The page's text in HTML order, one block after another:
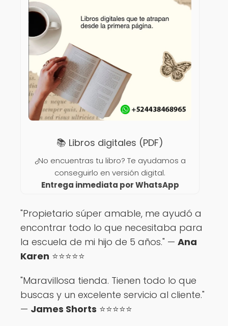
📚 Libros digitales (PDF)
¿No encuentras tu libro? Te ayudamos a
conseguirlo en versión digital.
Entrega inmediata por WhatsApp
"Propietario súper amable, me ayudó a
encontrar todo lo que necesitaba para
la escuela de mi hijo de 5 años." — Ana
Karen ⭐️⭐️⭐️⭐️⭐️
"Maravillosa tienda. Tienen todo lo que
buscas y un excelente servicio al cliente."
— James Shorts ⭐️⭐️⭐️⭐️⭐️